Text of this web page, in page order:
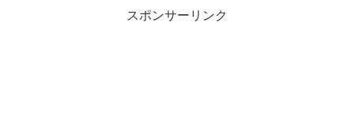
スポンサーリンク